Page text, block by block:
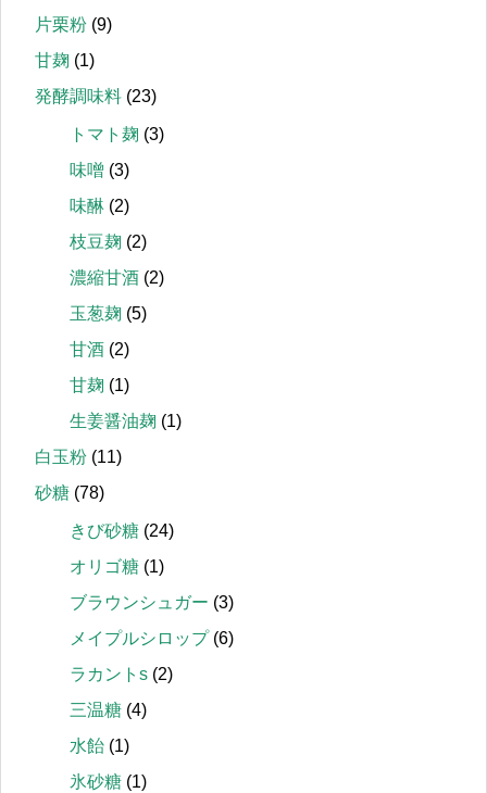
片栗粉 (9)
甘麹 (1)
発酵調味料 (23)
トマト麹 (3)
味噌 (3)
味醂 (2)
枝豆麹 (2)
濃縮甘酒 (2)
玉葱麹 (5)
甘酒 (2)
甘麹 (1)
生姜醤油麹 (1)
白玉粉 (11)
砂糖 (78)
きび砂糖 (24)
オリゴ糖 (1)
ブラウンシュガー (3)
メイプルシロップ(6)
ラカントs (2)
三温糖 (4)
水飴 (1)
氷砂糖 (1)